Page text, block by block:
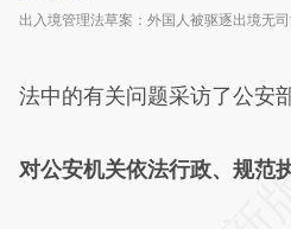
出入境管理法草案：外国人被驱逐出境无
法中的有关问题采访了公安
对公安机关依法行政、规范